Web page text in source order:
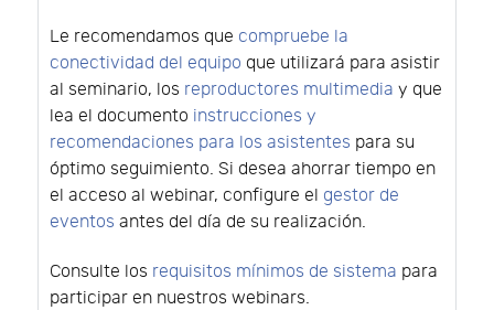
Le recomendamos que compruebe la
conectividad del equipo que utilizará para asistir
al seminario, los reproductores multimedia y que
lea el documento instrucciones y
recomendaciones para los asistentes para su
óptimo seguimiento. Si desea ahorrar tiempo en
el acceso al webinar, configure el gestor de
eventos antes del día de su realización.
Consulte los requisitos mínimos de sistema para
participar en nuestros webinars.